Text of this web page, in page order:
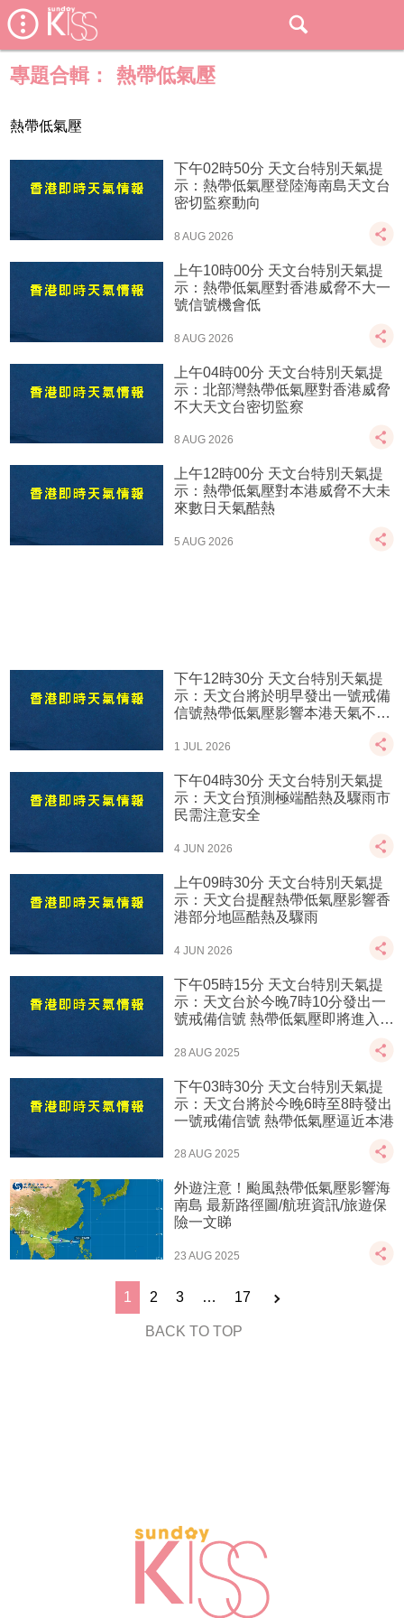
專題合輯： 熱帶低氣壓
熱帶低氣壓
下午02時50分 天文台特別天氣提
示：熱帶低氣壓登陸海南島天文台
密切監察動向
8 AUG 2026
上午10時00分 天文台特別天氣提
示：熱帶低氣壓對香港威脅不大一
號信號機會低
8 AUG 2026
上午04時00分 天文台特別天氣提
示：北部灣熱帶低氣壓對香港威脅
不大天文台密切監察
8 AUG 2026
上午12時00分 天文台特別天氣提
示：熱帶低氣壓對本港威脅不大未
來數日天氣酷熱
5 AUG 2026
下午12時30分 天文台特別天氣提
示：天文台將於明早發出一號戒備
信號熱帶低氣壓影響本港天氣不穩
1 JUL 2026
下午04時30分 天文台特別天氣提
示：天文台預測極端酷熱及驟雨市
民需注意安全
4 JUN 2026
上午09時30分 天文台特別天氣提
示：天文台提醒熱帶低氣壓影響香
港部分地區酷熱及驟雨
4 JUN 2026
下午05時15分 天文台特別天氣提
示：天文台於今晚7時10分發出一
號戒備信號 熱帶低氣壓即將進入本
28 AUG 2025
下午03時30分 天文台特別天氣提
示：天文台將於今晚6時至8時發出
一號戒備信號 熱帶低氣壓逼近本港
28 AUG 2025
外遊注意！颱風熱帶低氣壓影響海
南島 最新路徑圖/航班資訊/旅遊保
險一文睇
23 AUG 2025
1 2 3 … 17
BACK TO TOP